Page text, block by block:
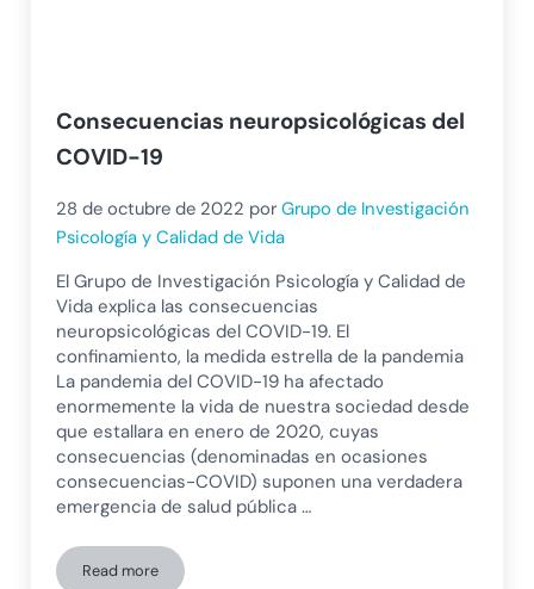
Consecuencias neuropsicológicas del
COVID-19
28 de octubre de 2022 porGrupo de Investigación
Psicología y Calidad de Vida
El Grupo de Investigación Psicología y Calidad de
Vida explica las consecuencias
neuropsicológicas del COVID-19. El
confinamiento, la medida estrella de la pandemia
La pandemia del COVID-19 ha afectado
enormemente la vida de nuestra sociedad desde
que estallara en enero de 2020, cuyas
consecuencias (denominadas en ocasiones
consecuencias-COVID) suponen una verdadera
emergencia de salud pública …
Read moreConsecuencias neuropsicológicas del COVID-19